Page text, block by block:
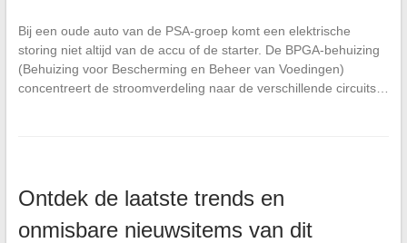
Bij een oude auto van de PSA-groep komt een elektrische
storing niet altijd van de accu of de starter. De BPGA-behuizing
(Behuizing voor Bescherming en Beheer van Voedingen)
concentreert de stroomverdeling naar de verschillende circuits…
Ontdek de laatste trends en
onmisbare nieuwsitems van dit